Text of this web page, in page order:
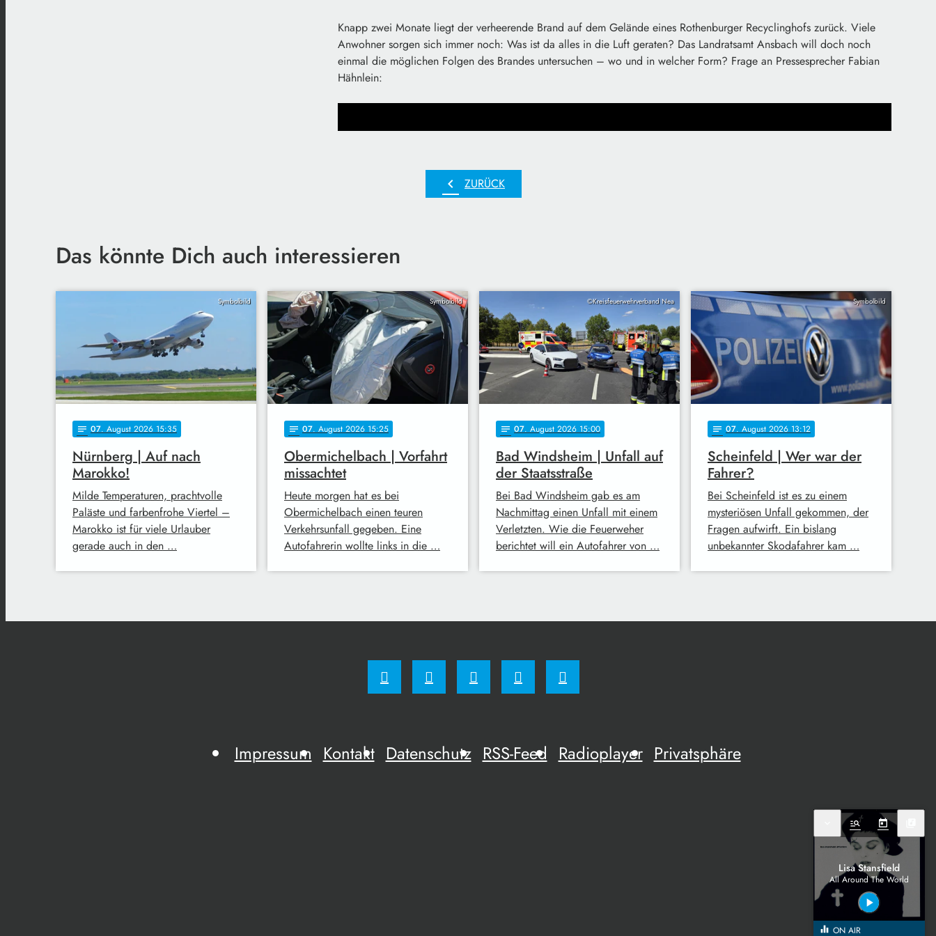
Knapp zwei Monate liegt der verheerende Brand auf dem Gelände eines Rothenburger Recyclinghofs zurück. Viele
Anwohner sorgen sich immer noch: Was ist da alles in die Luft geraten? Das Landratsamt Ansbach will doch noch
einmal die möglichen Folgen des Brandes untersuchen – wo und in welcher Form? Frage an Pressesprecher Fabian
Hähnlein:
chevron_left ZURÜCK
Das könnte Dich auch interessieren
Symbolbild
notes 07. August 2026 15:35
Nürnberg | Auf nach
Marokko!
Milde Temperaturen, prachtvolle
Paläste und farbenfrohe Viertel –
Marokko ist für viele Urlauber
gerade auch in den …
Symbolbild
notes 07. August 2026 15:25
Obermichelbach | Vorfahrt
missachtet
Heute morgen hat es bei
Obermichelbach einen teuren
Verkehrsunfall gegeben. Eine
Autofahrerin wollte links in die …
©Kreisfeuerwehrverband Nea
notes 07. August 2026 15:00
Bad Windsheim | Unfall auf
der Staatsstraße
Bei Bad Windsheim gab es am
Nachmittag einen Unfall mit einem
Verletzten. Wie die Feuerweher
berichtet will ein Autofahrer von …
Symbolbild
notes 07. August 2026 13:12
Scheinfeld | Wer war der
Fahrer?
Bei Scheinfeld ist es zu einem
mysteriösen Unfall gekommen, der
Fragen aufwirft. Ein bislang
unbekannter Skodafahrer kam …
Impressum Kontakt Datenschutz RSS-Feed Radioplayer Privatsphäre
manage_search today
Lisa Stansfield
All Around The World
play_arrow
equalizer ON AIR